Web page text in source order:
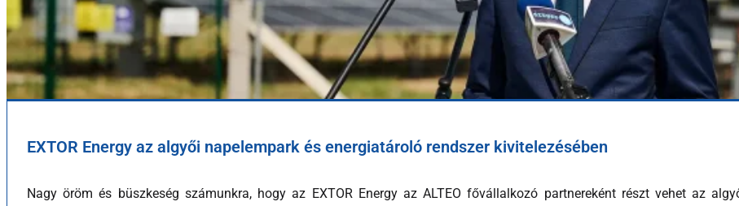
EXTOR Energy az algyői napelempark és energiatároló rendszer kivitelezésében
Nagy öröm és büszkeség számunkra, hogy az EXTOR Energy az ALTEO fővállalkozó partnereként részt vehet az